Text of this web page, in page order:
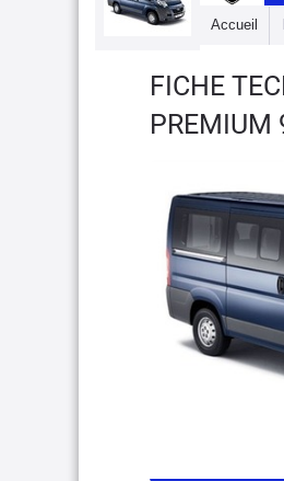
Accueil
FICHE
PREMIUM